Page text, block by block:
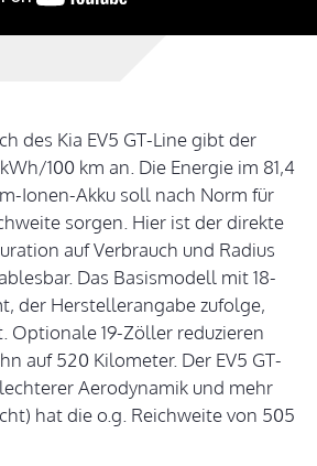
des Kia EV5 GT-Line gibt der
100 km an. Die Energie im 81,4
Ionen-Akku soll nach Norm für
sorgen. Hier ist der direkte
auf Verbrauch und Radius
Das Basismodell mit 18-
der Herstellerangabe zufolge,
Optionale 19-Zöller reduzieren
auf 520 Kilometer. Der EV5 GT-
Aerodynamik und mehr
hat die o.g. Reichweite von 505